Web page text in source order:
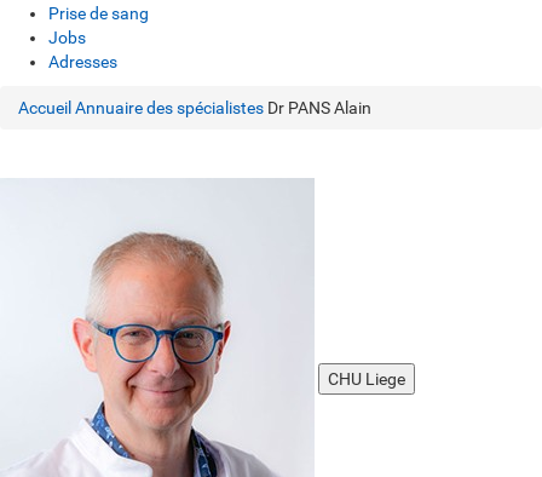
Prise de sang
Jobs
Adresses
Accueil Annuaire des spécialistes Dr PANS Alain
CHU Liege